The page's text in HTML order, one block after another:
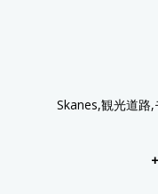
Skanes,観光道路